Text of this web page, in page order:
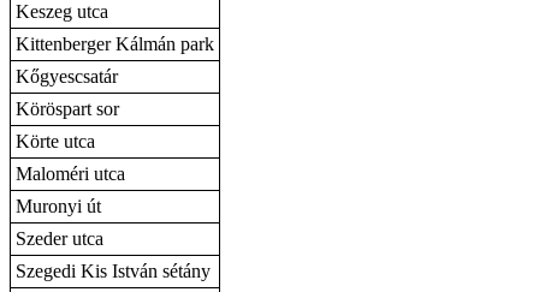
Keszeg utca
Kittenberger Kálmán park
Kőgyescsatár
Köröspart sor
Körte utca
Maloméri utca
Muronyi út
Szeder utca
Szegedi Kis István sétány